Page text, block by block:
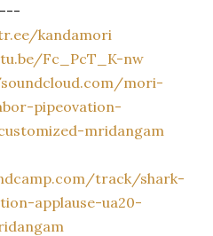
---
kandamori
Fc_PcT_K-nw
mori-
pipeovation-
mridangam
track/shark-
applause-ua20-